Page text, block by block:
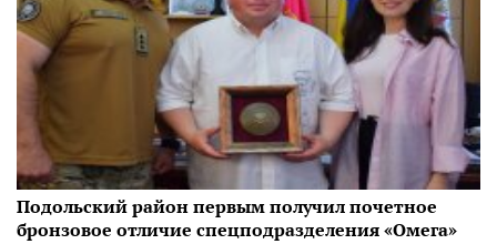
Подольский район первым получил почетное
бронзовое отличие спецподразделения «Омега»